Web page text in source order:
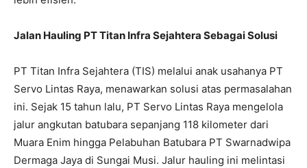
Jalan Hauling PT Titan Infra Sejahtera Sebagai Solusi
PT Titan Infra Sejahtera (TIS) melalui anak usahanya PT
Servo Lintas Raya, menawarkan solusi atas permasalahan
ini. Sejak 15 tahun lalu, PT Servo Lintas Raya mengelola
jalur angkutan batubara sepanjang 118 kilometer dari
Muara Enim hingga Pelabuhan Batubara PT Swarnadwipa
Dermaga Jaya di Sungai Musi. Jalur hauling ini melintasi